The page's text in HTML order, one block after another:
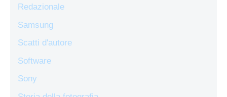
Redazionale
Samsung
Scatti d'autore
Software
Sony